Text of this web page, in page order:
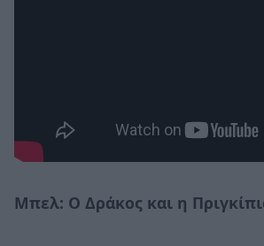
Μπελ: Ο Δράκος και η